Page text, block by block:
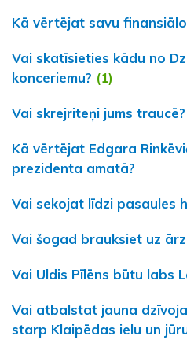
Kā vērtējat savu
Vai skatīsieties kādu no
konceriemu? (1)
Vai skrejriteņi jums traucē?
Kā vērtējat Edgara
prezidenta amatā?
Vai sekojat līdzi pasaules
Vai šogad brauksiet uz
Vai Uldis Pīlēns būtu labs
Vai atbalstat jauna
starp Klaipēdas ielu un